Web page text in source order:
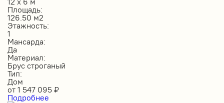
Площадь:
126.50 м2
Этажность:
1
Мансарда:
Да
Материал:
Брус строганый
Тип:
Дом
от 1 547 095 ₽
Подробнее